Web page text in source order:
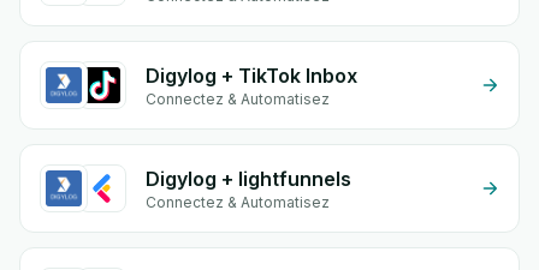
Digylog + TikTok Inbox
Connectez & Automatisez
Digylog + lightfunnels
Connectez & Automatisez